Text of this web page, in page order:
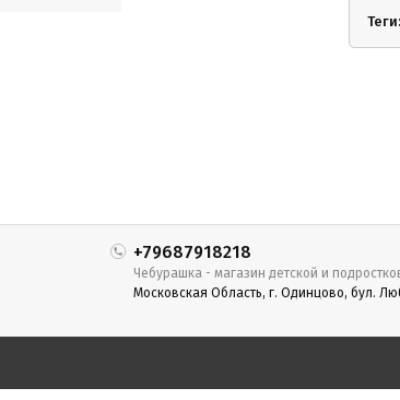
Теги:
+79687918218
Чебурашка - магазин детской и
Московская Область, г. Одинцово, бул.